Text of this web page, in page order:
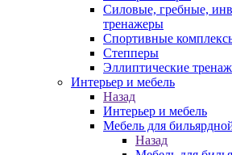
Силовые, гребные,
тренажеры
Спортивные
Степперы
Эллиптические
Интерьер и мебель
Назад
Интерьер и мебель
Мебель для
Назад